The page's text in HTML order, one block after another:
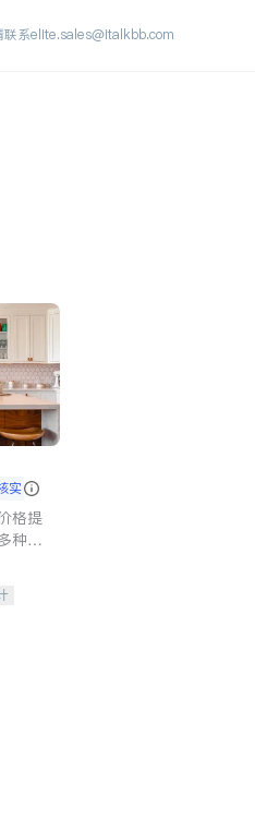
联系elite.sales@italkbb.com
实
格提
种优